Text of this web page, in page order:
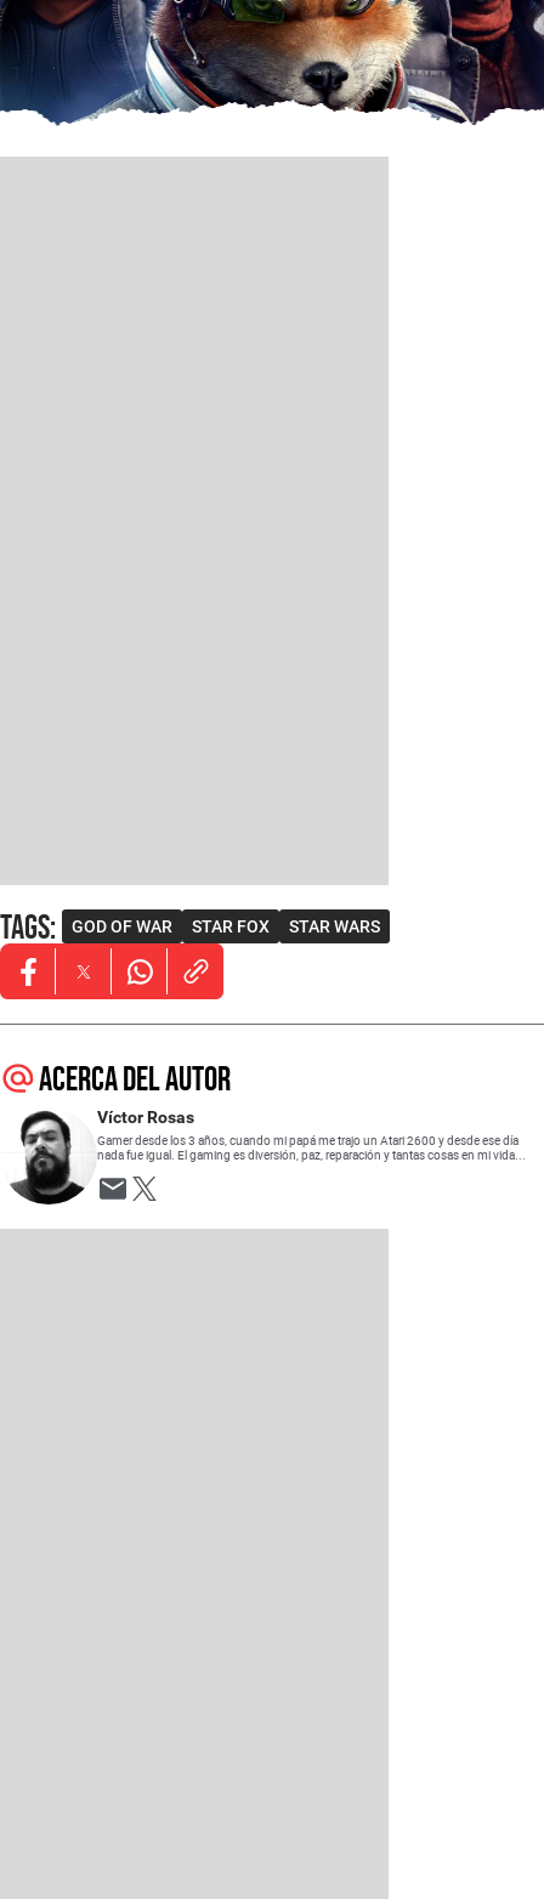
Tags: GOD OF WAR STAR FOX STAR WARS
Opens in new window
Opens in new window
Opens in new window
Acerca del autor
Víctor Rosas
Gamer desde los 3 años, cuando mi papá me trajo un Atari 2600 y desde ese día
nada fue igual. El gaming es diversión, paz, reparación y tantas cosas en mi vida...
Opens in new window